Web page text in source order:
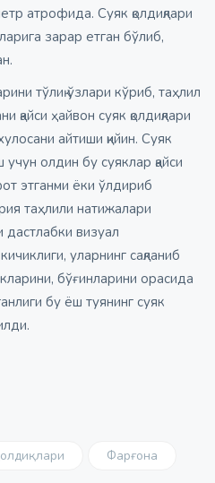
атрофида. Суяк қолдиқлари
зарар етган бўлиб,
тўлиқ ўзлари кўриб, таҳлил
қайси ҳайвон суяк қолдиқлари
айтиши қийин. Суяк
учун олдин бу суяклар қайси
этганми ёки ўлдириб
таҳлили натижалари
дастлабки визуал
уларнинг сақланиб
бўғинларини орасида
бу ёш туянинг суяк
Фарғона